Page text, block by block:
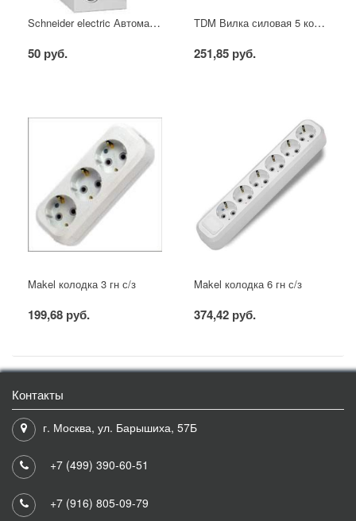
Schneider electric Автоматический выключатель 1/40А
50 руб.
TDM Вилка силовая 5 контактов 16А 380В IP44
251,85 руб.
Makel колодка 3 гн с/з
199,68 руб.
Makel колодка 6 гн с/з
374,42 руб.
Контакты
г. Москва, ул. Барышиха, 57Б
+7 (499) 390-60-51
+7 (916) 805-09-79